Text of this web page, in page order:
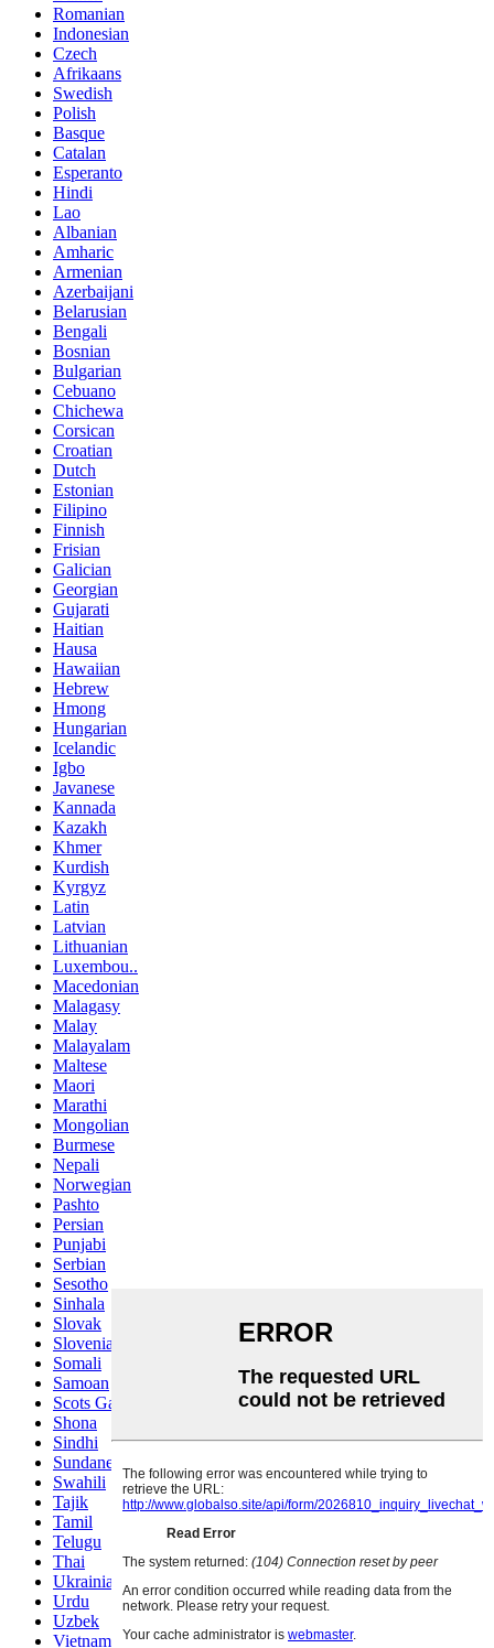
Romanian
Indonesian
Czech
Afrikaans
Swedish
Polish
Basque
Catalan
Esperanto
Hindi
Lao
Albanian
Amharic
Armenian
Azerbaijani
Belarusian
Bengali
Bosnian
Bulgarian
Cebuano
Chichewa
Corsican
Croatian
Dutch
Estonian
Filipino
Finnish
Frisian
Galician
Georgian
Gujarati
Haitian
Hausa
Hawaiian
Hebrew
Hmong
Hungarian
Icelandic
Igbo
Javanese
Kannada
Kazakh
Khmer
Kurdish
Kyrgyz
Latin
Latvian
Lithuanian
Luxembou..
Macedonian
Malagasy
Malay
Malayalam
Maltese
Maori
Marathi
Mongolian
Burmese
Nepali
Norwegian
Pashto
Persian
Punjabi
Serbian
Sesotho
Sinhala
Slovak
Slovenian
Somali
Samoan
Scots Gaelic
Shona
Sindhi
Sundanese
Swahili
Tajik
Tamil
Telugu
Thai
Ukrainian
Urdu
Uzbek
Vietnamese